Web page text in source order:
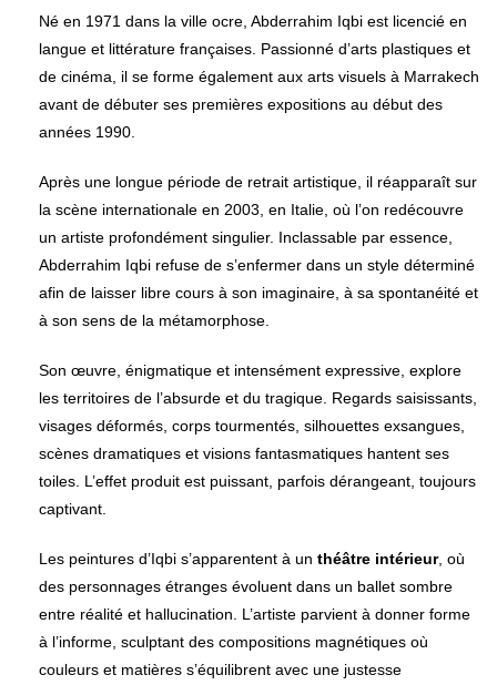
Né en 1971 dans la ville ocre, Abderrahim Iqbi est licencié en
langue et littérature françaises. Passionné d’arts plastiques et
de cinéma, il se forme également aux arts visuels à Marrakech
avant de débuter ses premières expositions au début des
années 1990.
Après une longue période de retrait artistique, il réapparaît sur
la scène internationale en 2003, en Italie, où l’on redécouvre
un artiste profondément singulier. Inclassable par essence,
Abderrahim Iqbi refuse de s’enfermer dans un style déterminé
afin de laisser libre cours à son imaginaire, à sa spontanéité et
à son sens de la métamorphose.
Son œuvre, énigmatique et intensément expressive, explore
les territoires de l’absurde et du tragique. Regards saisissants,
visages déformés, corps tourmentés, silhouettes exsangues,
scènes dramatiques et visions fantasmatiques hantent ses
toiles. L’effet produit est puissant, parfois dérangeant, toujours
captivant.
Les peintures d’Iqbi s’apparentent à un théâtre intérieur, où
des personnages étranges évoluent dans un ballet sombre
entre réalité et hallucination. L’artiste parvient à donner forme
à l’informe, sculptant des compositions magnétiques où
couleurs et matières s’équilibrent avec une justesse